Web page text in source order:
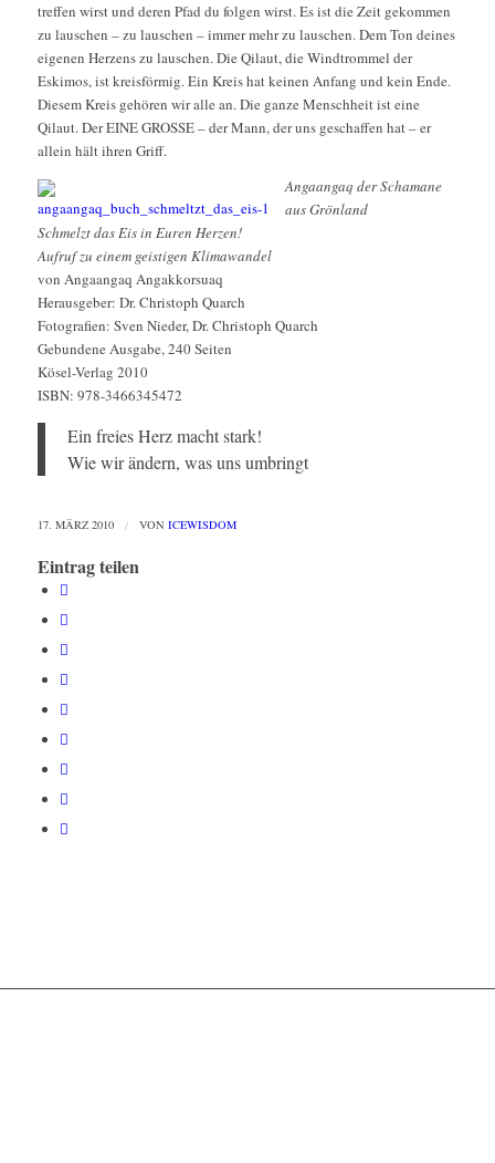
treffen wirst und deren Pfad du folgen wirst. Es ist die Zeit gekommen
zu lauschen – zu lauschen – immer mehr zu lauschen. Dem Ton deines
eigenen Herzens zu lauschen. Die Qilaut, die Windtrommel der
Eskimos, ist kreisförmig. Ein Kreis hat keinen Anfang und kein Ende.
Diesem Kreis gehören wir alle an. Die ganze Menschheit ist eine
Qilaut. Der EINE GROSSE – der Mann, der uns geschaffen hat – er
allein hält ihren Griff.
Angaangaq der Schamane
aus Grönland
Schmelzt das Eis in Euren Herzen!
Aufruf zu einem geistigen Klimawandel
von Angaangaq Angakkorsuaq
Herausgeber: Dr. Christoph Quarch
Fotografien: Sven Nieder, Dr. Christoph Quarch
Gebundene Ausgabe, 240 Seiten
Kösel-Verlag 2010
ISBN: 978-3466345472
Ein freies Herz macht stark!
Wie wir ändern, was uns umbringt
17. MÄRZ 2010 / VON ICEWISDOM
Eintrag teilen